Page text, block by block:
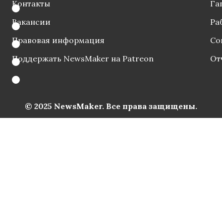
Контакты
Вакансии
Правовая информация
Поддержать NewsMaker на Patreon
© 2025 NewsMaker. Все права защищены.